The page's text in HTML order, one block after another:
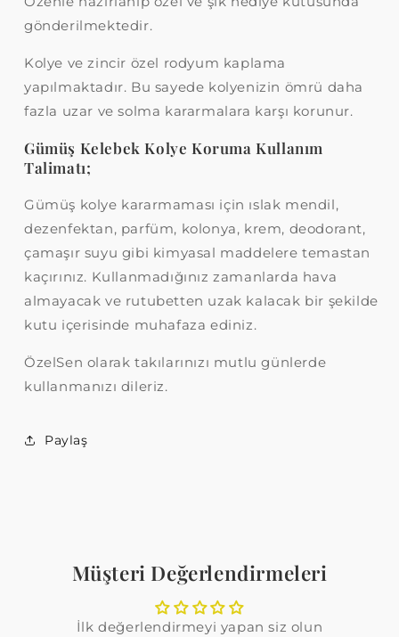
gönderilmektedir.
Kolye ve zincir özel rodyum kaplama
yapılmaktadır. Bu sayede kolyenizin ömrü daha
fazla uzar ve solma kararmalara karşı korunur.
Gümüş Kelebek Kolye Koruma Kullanım
Talimatı;
Gümüş kolye kararmaması için ıslak mendil,
dezenfektan, parfüm, kolonya, krem, deodorant,
çamaşır suyu gibi kimyasal maddelere temastan
kaçırınız. Kullanmadığınız zamanlarda hava
almayacak ve rutubetten uzak kalacak bir şekilde
kutu içerisinde muhafaza ediniz.
ÖzelSen olarak takılarınızı mutlu günlerde
kullanmanızı dileriz.
Paylaş
Müşteri Değerlendirmeleri
İlk değerlendirmeyi yapan siz olun